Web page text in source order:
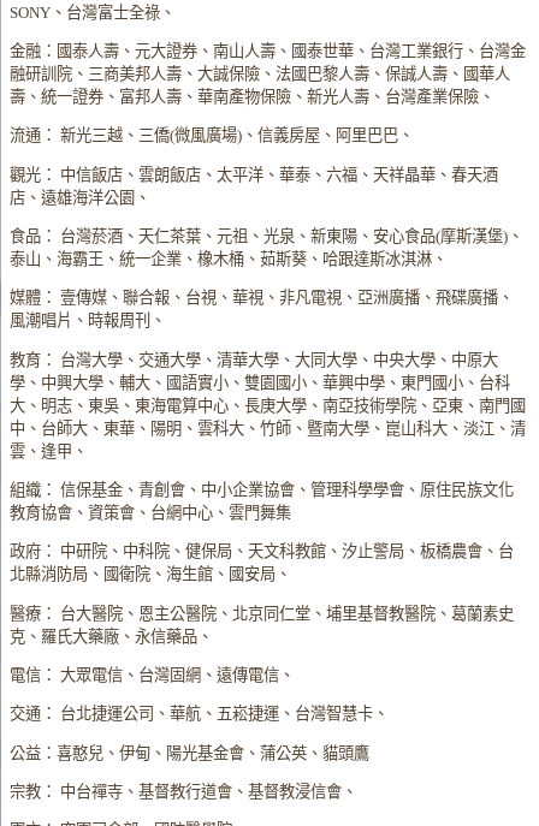
SONY、台灣富士全祿、
金融：國泰人壽、元大證券、南山人壽、國泰世華、台灣工業銀行、台灣金
融研訓院、三商美邦人壽、大誠保險、法國巴黎人壽、保誠人壽、國華人
壽、統一證券、富邦人壽、華南產物保險、新光人壽、台灣產業保險、
流通： 新光三越、三僑(微風廣場)、信義房屋、阿里巴巴、
觀光： 中信飯店、雲朗飯店、太平洋、華泰、六福、天祥晶華、春天酒
店、遠雄海洋公園、
食品： 台灣菸酒、天仁茶葉、元祖、光泉、新東陽、安心食品(摩斯漢堡)、
泰山、海霸王、統一企業、橡木桶、茹斯葵、哈跟達斯冰淇淋、
媒體： 壹傳媒、聯合報、台視、華視、非凡電視、亞洲廣播、飛碟廣播、
風潮唱片、時報周刊、
教育： 台灣大學、交通大學、清華大學、大同大學、中央大學、中原大
學、中興大學、輔大、國語實小、雙園國小、華興中學、東門國小、台科
大、明志、東吳、東海電算中心、長庚大學、南亞技術學院、亞東、南門國
中、台師大、東華、陽明、雲科大、竹師、暨南大學、崑山科大、淡江、清
雲、逢甲、
組織： 信保基金、青創會、中小企業協會、管理科學學會、原住民族文化
教育協會、資策會、台網中心、雲門舞集
政府： 中研院、中科院、健保局、天文科教館、汐止警局、板橋農會、台
北縣消防局、國衛院、海生館、國安局、
醫療： 台大醫院、恩主公醫院、北京同仁堂、埔里基督教醫院、葛蘭素史
克、羅氏大藥廠、永信藥品、
電信： 大眾電信、台灣固網、遠傳電信、
交通： 台北捷運公司、華航、五崧捷運、台灣智慧卡、
公益：喜憨兒、伊甸、陽光基金會、蒲公英、貓頭鷹
宗教： 中台禪寺、基督教行道會、基督教浸信會、